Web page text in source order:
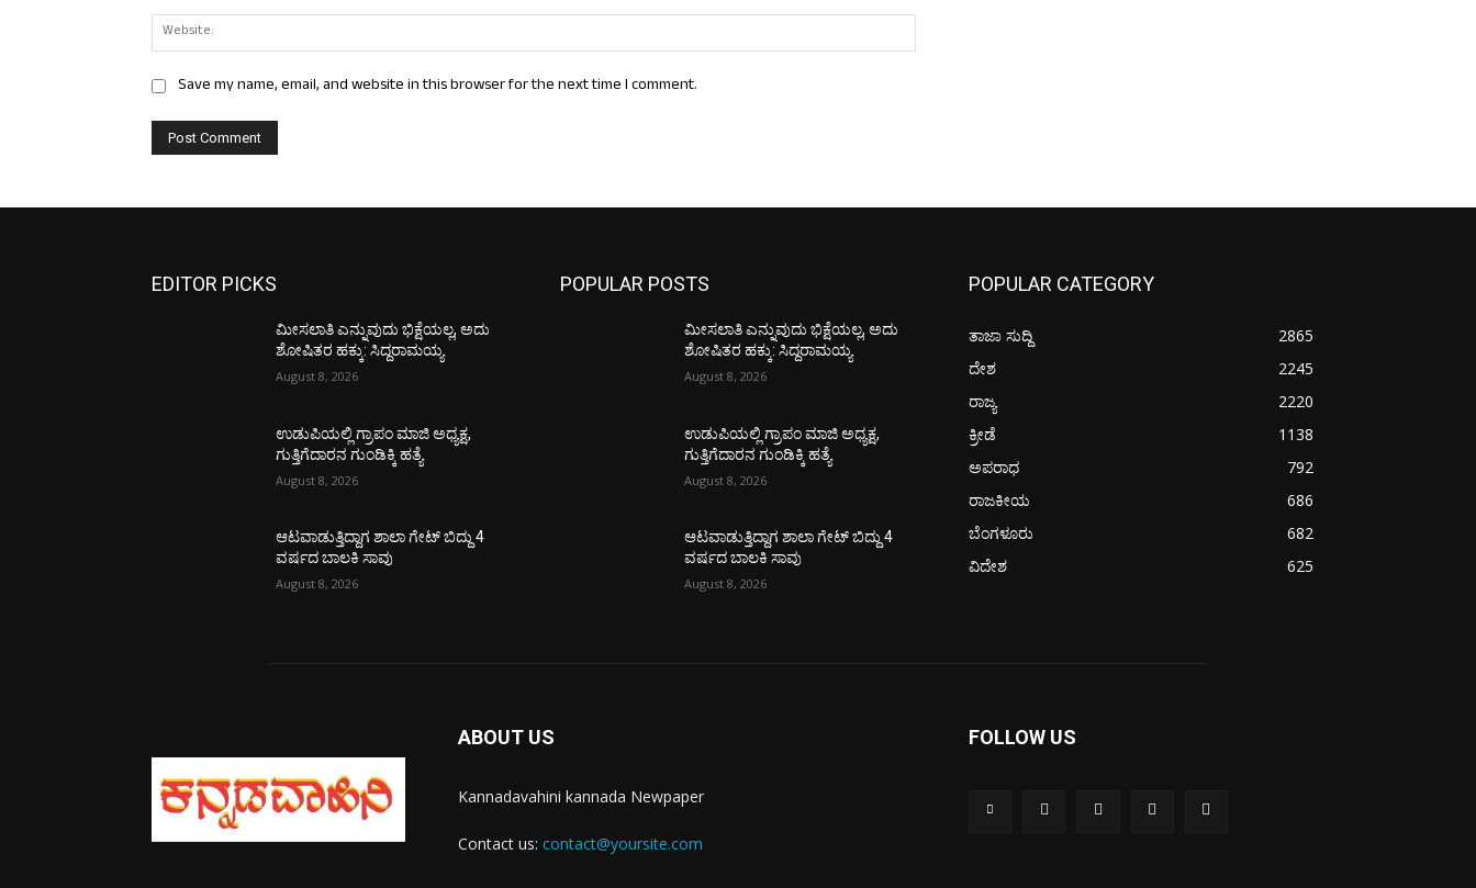
Save my name, email, and website in this browser for the next time I comment.
EDITOR PICKS
ಮೀಸಲಾತಿ ಎನ್ನುವುದು ಭಿಕ್ಷೆಯಲ್ಲ, ಅದು
ಶೋಷಿತರ ಹಕ್ಕು: ಸಿದ್ದರಾಮಯ್ಯ
August 8, 2026
ಉಡುಪಿಯಲ್ಲಿ ಗ್ರಾಪಂ ಮಾಜಿ ಅಧ್ಯಕ್ಷ,
ಗುತ್ತಿಗೆದಾರನ ಗುಂಡಿಕ್ಕಿ ಹತ್ಯೆ
August 8, 2026
ಆಟವಾಡುತ್ತಿದ್ದಾಗ ಶಾಲಾ ಗೇಟ್‌ ಬಿದ್ದು 4
ವರ್ಷದ ಬಾಲಕಿ ಸಾವು
August 8, 2026
POPULAR POSTS
ಮೀಸಲಾತಿ ಎನ್ನುವುದು ಭಿಕ್ಷೆಯಲ್ಲ, ಅದು
ಶೋಷಿತರ ಹಕ್ಕು: ಸಿದ್ದರಾಮಯ್ಯ
August 8, 2026
ಉಡುಪಿಯಲ್ಲಿ ಗ್ರಾಪಂ ಮಾಜಿ ಅಧ್ಯಕ್ಷ,
ಗುತ್ತಿಗೆದಾರನ ಗುಂಡಿಕ್ಕಿ ಹತ್ಯೆ
August 8, 2026
ಆಟವಾಡುತ್ತಿದ್ದಾಗ ಶಾಲಾ ಗೇಟ್‌ ಬಿದ್ದು 4
ವರ್ಷದ ಬಾಲಕಿ ಸಾವು
August 8, 2026
POPULAR CATEGORY
ತಾಜಾ ಸುದ್ದಿ
2865
ದೇಶ
2245
ರಾಜ್ಯ
2220
ಕ್ರೀಡೆ
1138
ಅಪರಾಧ
792
ರಾಜಕೀಯ
686
ಬೆಂಗಳೂರು
682
ವಿದೇಶ
625
ABOUT US
Kannadavahini kannada Newpaper
Contact us: contact@yoursite.com
FOLLOW US